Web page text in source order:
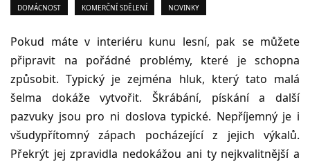
DOMÁCNOST KOMERČNÍ SDĚLENÍ NOVINKY
Pokud máte v interiéru kunu lesní, pak se můžete
připravit na pořádné problémy, které je schopna
způsobit. Typický je zejména hluk, který tato malá
šelma dokáže vytvořit. Škrábání, pískání a další
pazvuky jsou pro ni doslova typické. Nepříjemný je i
všudypřítomný zápach pocházející z jejich výkalů.
Překrýt jej zpravidla nedokážou ani ty nejkvalitnější a